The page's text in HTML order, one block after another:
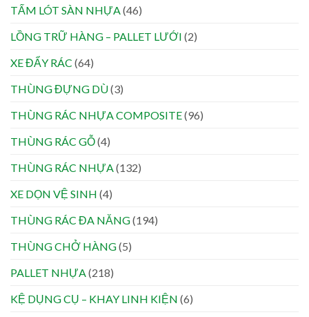
TẤM LÓT SÀN NHỰA (46)
LỒNG TRỮ HÀNG – PALLET LƯỚI (2)
XE ĐẨY RÁC (64)
THÙNG ĐỰNG DÙ(3)
THÙNG RÁC NHỰA COMPOSITE(96)
THÙNG RÁC GỖ(4)
THÙNG RÁC NHỰA (132)
XE DỌN VỆ SINH (4)
THÙNG RÁC ĐA NĂNG(194)
THÙNG CHỞ HÀNG(5)
PALLET NHỰA (218)
KỆ DỤNG CỤ – KHAY LINH KIỆN (6)